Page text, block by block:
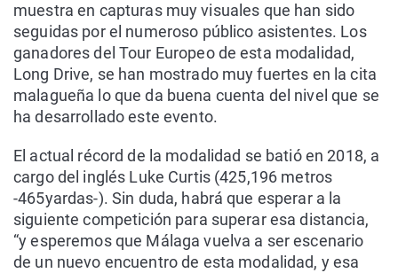
muestra en capturas muy visuales que han sido
seguidas por el numeroso público asistentes. Los
ganadores del Tour Europeo de esta modalidad,
Long Drive, se han mostrado muy fuertes en la cita
malagueña lo que da buena cuenta del nivel que se
ha desarrollado este evento.
El actual récord de la modalidad se batió en 2018, a
cargo del inglés Luke Curtis (425,196 metros
-465yardas-). Sin duda, habrá que esperar a la
siguiente competición para superar esa distancia,
“y esperemos que Málaga vuelva a ser escenario
de un nuevo encuentro de esta modalidad, y esa